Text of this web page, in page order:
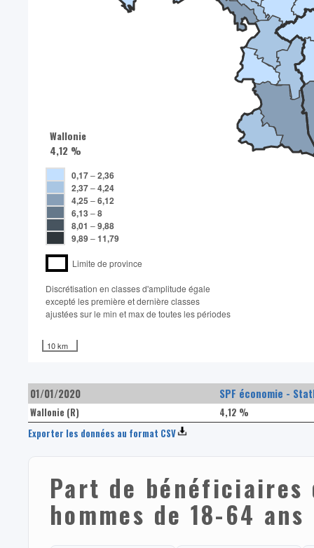
Wallonie
4,12 %
0,17–2,36
2,37–4,24
4,25 –6,12
6,13 –8
8,01 –9,88
9,89–11,79
Limite de province
Discrétisation en classes d'amplitude égale​
excepté les première et dernière classes
ajustées sur le min et max de toutes les périodes
10 km
01/01/2020 SPF économie -
Wallonie (R)
4,12 %
Exporter les données au format CSV
Part de bénéficiaires
hommes de 18-64